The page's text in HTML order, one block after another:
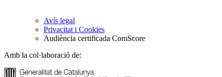
Avís legal
Privacitat i Cookies
Audiència certificada ComScore
Amb la col·laboració de: